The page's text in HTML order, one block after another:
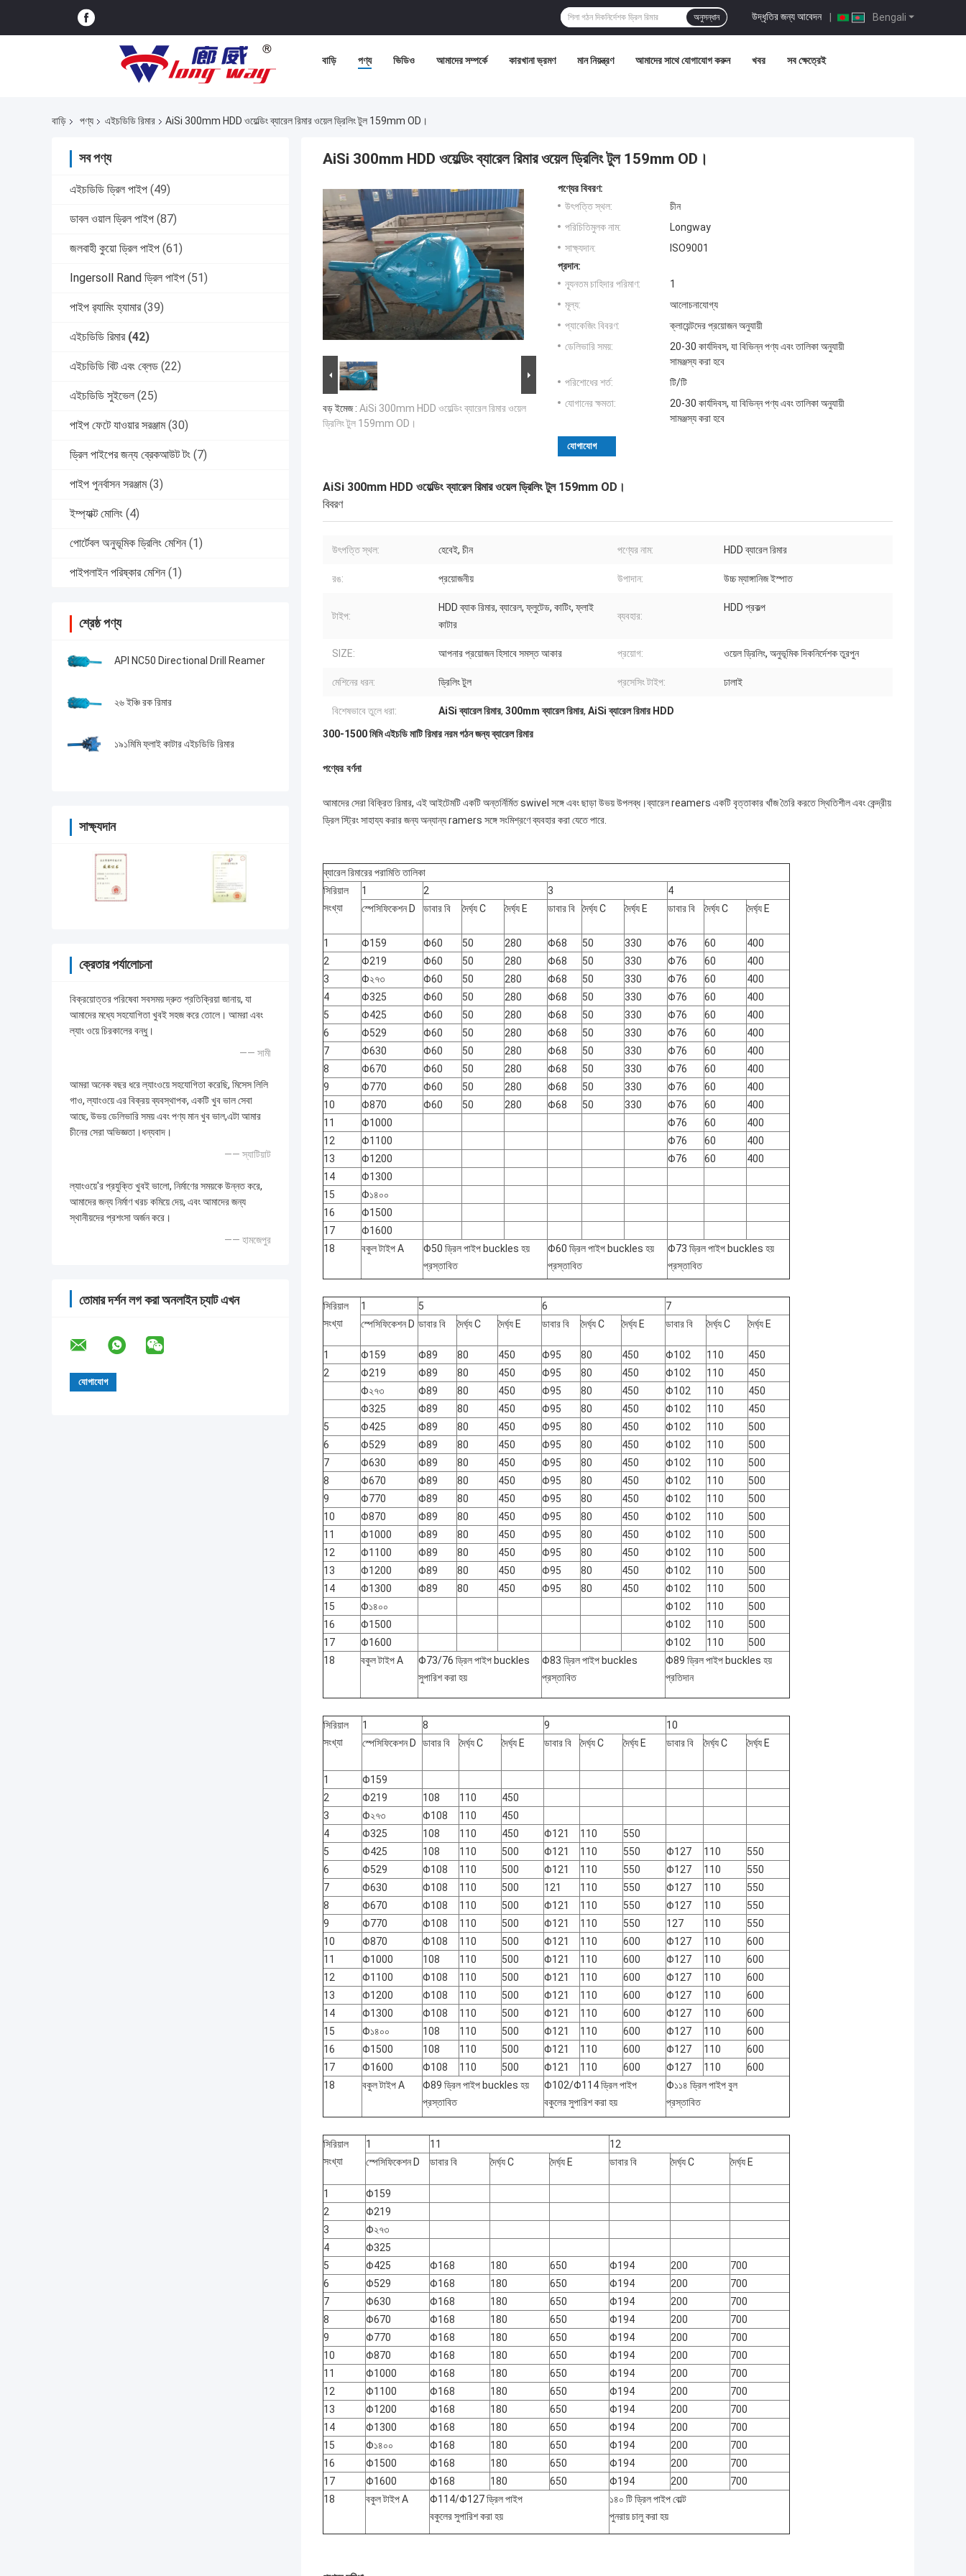
Bengali
উদ্ধৃতির জন্য আবেদন |
অনুসন্ধান
বাড়ি পণ্য ভিডিও আমাদের সম্পর্কে কারখানা ভ্রমণ মান নিয়ন্ত্রণ আমাদের সাথে যোগাযোগ করুন খবর সব ক্ষেত্রেই
বাড়ি পণ্য এইচডিডি রিমার AiSi 300mm HDD ওয়েল্ডিং ব্যারেল রিমার ওয়েল ড্রিলিং টুল 159mm OD।
সব পণ্য
এইচডিডি ড্রিল পাইপ (49)
ডাবল ওয়াল ড্রিল পাইপ (87)
জলবাহী কুয়ো ড্রিল পাইপ (61)
Ingersoll Rand ড্রিল পাইপ (51)
পাইপ র‍্যামিং হ্যামার (39)
এইচডিডি রিমার (42)
এইচডিডি বিট এবং ব্লেড (22)
এইচডিডি সুইভেল (25)
পাইপ ফেটে যাওয়ার সরঞ্জাম (30)
ড্রিল পাইপের জন্য ব্রেকআউট টং (7)
পাইপ পুনর্বাসন সরঞ্জাম (3)
ইম্প্যাক্ট মোলিং (4)
পোর্টেবল অনুভূমিক ড্রিলিং মেশিন (1)
পাইপলাইন পরিষ্কার মেশিন (1)
শ্রেষ্ঠ পণ্য
API NC50 Directional Drill Reamer
২৬ ইঞ্চি রক রিমার
১৯১মিমি ফ্লাই কাটার এইচডিডি রিমার
সাক্ষ্যদান
ক্রেতার পর্যালোচনা
বিক্রয়োত্তর পরিষেবা সবসময় দ্রুত প্রতিক্রিয়া জানায়, যা
আমাদের মধ্যে সহযোগিতা খুবই সহজ করে তোলে। আমরা এবং
ল্যাং ওয়ে চিরকালের বন্ধু।
—— সামী
আমরা অনেক বছর ধরে ল্যাংওয়ে সহযোগিতা করেছি, মিসেস লিলি
গাও, ল্যাংওয়ে এর বিক্রয় ব্যবস্থাপক, একটি খুব ভাল সেবা
আছে, উভয় ডেলিভারি সময় এবং পণ্য মান খুব ভাল,এটা আমার
চীনের সেরা অভিজ্ঞতা।ধন্যবাদ।
—— স্যাটিয়াট
ল্যাংওয়ে'র প্রযুক্তি খুবই ভালো, নির্মাণের সময়কে উন্নত করে,
আমাদের জন্য নির্মাণ খরচ কমিয়ে দেয়, এবং আমাদের জন্য
স্থানীয়দের প্রশংসা অর্জন করে।
—— হামজেপুর
তোমার দর্শন লগ করা অনলাইন চ্যাট এখন
AiSi 300mm HDD ওয়েল্ডিং ব্যারেল রিমার ওয়েল ড্রিলিং টুল 159mm OD।
বড় ইমেজ : AiSi 300mm HDD ওয়েল্ডিং ব্যারেল রিমার ওয়েল
ড্রিলিং টুল 159mm OD।
পণ্যের বিবরণ:
উৎপত্তি স্থল:
চীন
পরিচিতিমুলক নাম:
Longway
সাক্ষ্যদান:
ISO9001
প্রদান:
ন্যূনতম চাহিদার পরিমাণ:
1
মূল্য:
আলোচনাযোগ্য
প্যাকেজিং বিবরণ:
ক্লায়েন্টদের প্রয়োজন অনুযায়ী
ডেলিভারি সময়:
20-30 কার্যদিবস, যা বিভিন্ন পণ্য এবং তালিকা অনুযায়ী
সামঞ্জস্য করা হবে
পরিশোধের শর্ত:
টি/টি
যোগানের ক্ষমতা:
20-30 কার্যদিবস, যা বিভিন্ন পণ্য এবং তালিকা অনুযায়ী
সামঞ্জস্য করা হবে
যোগাযোগ
AiSi 300mm HDD ওয়েল্ডিং ব্যারেল রিমার ওয়েল ড্রিলিং টুল 159mm OD।
বিবরণ
উৎপত্তি স্থল: হেবেই, চীন পণ্যের নাম: HDD ব্যারেল রিমার
রঙ: প্রয়োজনীয় উপাদান: উচ্চ ম্যাঙ্গানিজ ইস্পাত
টাইপ:
HDD ব্যাক রিমার, ব্যারেল, ফ্লুটেড, কাটিং, ফ্লাই
কাটার
ব্যবহার:
HDD প্রকল্প
SIZE: আপনার প্রয়োজন হিসাবে সমস্ত আকার প্রয়োগ: ওয়েল ড্রিলিং, অনুভূমিক দিকনির্দেশক তুরপুন
মেশিনের ধরন: ড্রিলিং টুল প্রসেসিং টাইপ: ঢালাই
বিশেষভাবে তুলে ধরা: AiSi ব্যারেল রিমার, 300mm ব্যারেল রিমার, AiSi ব্যারেল রিমার HDD
300-1500 মিমি এইচডি মাটি রিমার নরম গঠন জন্য ব্যারেল রিমার
পণ্যের বর্ণনা
আমাদের সেরা বিক্রিত রিমার, এই আইটেমটি একটি অন্তর্নির্মিত swivel সঙ্গে এবং ছাড়া উভয় উপলব্ধ।ব্যারেল reamers একটি বৃত্তাকার খাঁজ তৈরি করতে স্থিতিশীল এবং কেন্দ্রীয়
ড্রিল স্ট্রিং সাহায্য করার জন্য অন্যান্য ramers সঙ্গে সংমিশ্রণে ব্যবহার করা যেতে পারে.
ব্যারেল রিমারের পরামিতি তালিকা
সিরিয়াল
সংখ্যা
1 2 3
4
স্পেসিফিকেশন D
ডাবার বি দৈর্ঘ্য C দৈর্ঘ্য E ডাবার বি দৈর্ঘ্য C দৈর্ঘ্য E ডাবার বি দৈর্ঘ্য C দৈর্ঘ্য E
1 Φ159 Φ60 50 280 Φ68 50 330 Φ76 60
400
2
Φ219 Φ60 50 280 Φ68 50 330 Φ76 60
400
3
Φ২৭৩ Φ60 50 280 Φ68 50 330 Φ76 60
400
4
Φ325 Φ60 50 280 Φ68 50 330 Φ76 60
400
5
Φ425 Φ60 50 280 Φ68 50 330 Φ76 60
400
6
Φ529 Φ60 50 280 Φ68 50 330 Φ76 60
400
7
Φ630 Φ60 50 280 Φ68 50 330 Φ76 60
400
8
Φ670 Φ60 50 280 Φ68 50 330 Φ76 60
400
9
Φ770 Φ60 50 280 Φ68 50 330 Φ76 60
400
10
Φ870 Φ60 50 280 Φ68 50 330 Φ76 60
400
11
Φ1000 Φ76 60
400
12
Φ1100 Φ76 60
400
13
Φ1200 Φ76 60
400
14
Φ1300
15
Φ১৪০০
16
Φ1500
17
Φ1600
18
বকুল টাইপ A
Φ50 ড্রিল পাইপ buckles হয়
প্রস্তাবিত
Φ60 ড্রিল পাইপ buckles হয়
প্রস্তাবিত
Φ73 ড্রিল পাইপ buckles হয়
প্রস্তাবিত
সিরিয়াল
সংখ্যা
1 5 6
7
স্পেসিফিকেশন D ডাবার বি দৈর্ঘ্য C দৈর্ঘ্য E ডাবার বি দৈর্ঘ্য C দৈর্ঘ্য E ডাবার বি দৈর্ঘ্য C দৈর্ঘ্য E
1 Φ159 Φ89 80 450 Φ95 80 450 Φ102 110
450
2
Φ219 Φ89 80 450 Φ95 80 450 Φ102 110
450
Φ২৭৩
Φ89 80 450 Φ95 80 450 Φ102 110
450
Φ325
Φ89 80 450 Φ95 80 450 Φ102 110
450
5
Φ425 Φ89 80 450 Φ95 80 450 Φ102 110
500
6
Φ529 Φ89 80 450 Φ95 80 450 Φ102 110
500
7
Φ630 Φ89 80 450 Φ95 80 450 Φ102 110
500
8
Φ670 Φ89 80 450 Φ95 80 450 Φ102 110
500
9
Φ770 Φ89 80 450 Φ95 80 450 Φ102 110
500
10
Φ870 Φ89 80 450 Φ95 80 450 Φ102 110
500
11
Φ1000 Φ89 80 450 Φ95 80 450 Φ102 110
500
12
Φ1100 Φ89 80 450 Φ95 80 450 Φ102 110
500
13
Φ1200 Φ89 80 450 Φ95 80 450 Φ102 110
500
14
Φ1300 Φ89 80 450 Φ95 80 450 Φ102 110
500
15
Φ১৪০০ Φ102 110
500
16
Φ1500 Φ102 110
500
17
Φ1600 Φ102 110
500
18
বকুল টাইপ A
Φ73/76 ড্রিল পাইপ buckles
সুপারিশ করা হয়
Φ83 ড্রিল পাইপ buckles
প্রস্তাবিত
Φ89 ড্রিল পাইপ buckles হয়
প্রতিদান
সিরিয়াল
সংখ্যা
1 8 9
10
স্পেসিফিকেশন D
ডাবার বি দৈর্ঘ্য C দৈর্ঘ্য E ডাবার বি দৈর্ঘ্য C দৈর্ঘ্য E ডাবার বি দৈর্ঘ্য C দৈর্ঘ্য E
1
Φ159
2
Φ219 108 110
450
3
Φ২৭৩ Φ108 110
450
4
Φ325 108 110 450 Φ121 110
550
5
Φ425 108 110 500 Φ121 110 550 Φ127 110
550
6
Φ529 Φ108 110 500 Φ121 110 550 Φ127 110
550
7
Φ630 Φ108 110 500 121 110 550 Φ127 110
550
8
Φ670 Φ108 110 500 Φ121 110 550 Φ127 110
550
9
Φ770 Φ108 110 500 Φ121 110 550 127 110
550
10
Φ870 Φ108 110 500 Φ121 110 600 Φ127 110
600
11
Φ1000 108 110 500 Φ121 110 600 Φ127 110
600
12
Φ1100 Φ108 110 500 Φ121 110 600 Φ127 110
600
13
Φ1200 Φ108 110 500 Φ121 110 600 Φ127 110
600
14
Φ1300 Φ108 110 500 Φ121 110 600 Φ127 110
600
15
Φ১৪০০ 108 110 500 Φ121 110 600 Φ127 110
600
16
Φ1500 108 110 500 Φ121 110 600 Φ127 110
600
17
Φ1600 Φ108 110 500 Φ121 110 600 Φ127 110
600
18
বকুল টাইপ A
Φ89 ড্রিল পাইপ buckles হয়
প্রস্তাবিত
Φ102/Φ114 ড্রিল পাইপ
বকুলের সুপারিশ করা হয়
Φ১১৪ ড্রিল পাইপ বুল
প্রস্তাবিত
সিরিয়াল
সংখ্যা
1 11
12
স্পেসিফিকেশন D
ডাবার বি দৈর্ঘ্য C দৈর্ঘ্য E ডাবার বি দৈর্ঘ্য C দৈর্ঘ্য E
1
Φ159
2
Φ219
3
Φ২৭৩
4
Φ325
5
Φ425 Φ168 180 650 Φ194 200
700
6
Φ529 Φ168 180 650 Φ194 200
700
7
Φ630 Φ168 180 650 Φ194 200
700
8
Φ670 Φ168 180 650 Φ194 200
700
9
Φ770 Φ168 180 650 Φ194 200
700
10
Φ870 Φ168 180 650 Φ194 200
700
11
Φ1000 Φ168 180 650 Φ194 200
700
12
Φ1100 Φ168 180 650 Φ194 200
700
13
Φ1200 Φ168 180 650 Φ194 200
700
14
Φ1300 Φ168 180 650 Φ194 200
700
15
Φ১৪০০ Φ168 180 650 Φ194 200
700
16
Φ1500 Φ168 180 650 Φ194 200
700
17
Φ1600 Φ168 180 650 Φ194 200
700
18
বকুল টাইপ A
Φ114/Φ127 ড্রিল পাইপ
বকুলের সুপারিশ করা হয়
১৪০ টি ড্রিল পাইপ বোল্ট
পুনরায় চালু করা হয়